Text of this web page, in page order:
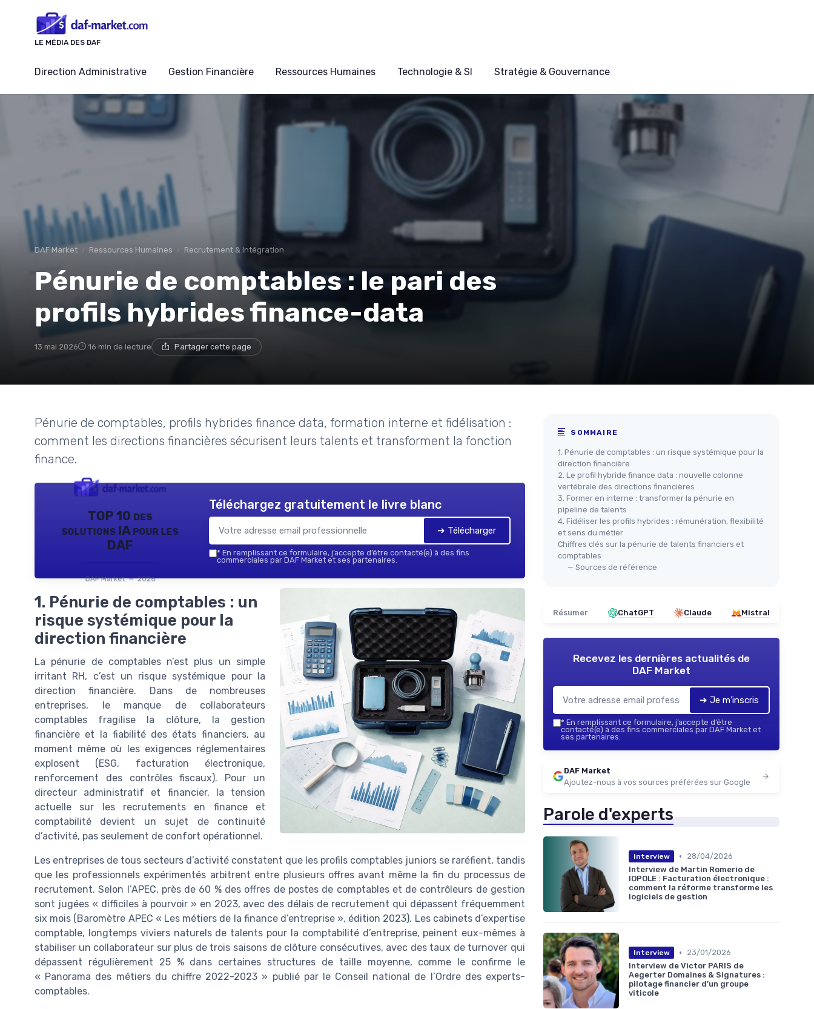
LE MÉDIA DES DAF
Direction Administrative Gestion Financière Ressources Humaines Technologie & SI Stratégie & Gouvernance
DAF Market Ressources Humaines Recrutement & Intégration
Pénurie de comptables : le pari des
profils hybrides finance-data
13 mai 2026 16 min de lecture Partager cette page
Pénurie de comptables, profils hybrides finance data, formation interne et fidélisation :
comment les directions financières sécurisent leurs talents et transforment la fonction
finance.
TOP 10 des
solutions IA pour les
DAF
DAF Market — 2026
Téléchargez gratuitement le livre blanc
➔ Télécharger
* En remplissant ce formulaire, j’accepte d’être contacté(e) à des fins
commerciales par DAF Market et ses partenaires.
1. Pénurie de comptables : un
risque systémique pour la
direction financière
La pénurie de comptables n’est plus un simple
irritant RH, c’est un risque systémique pour la
direction financière. Dans de nombreuses
entreprises, le manque de collaborateurs
comptables fragilise la clôture, la gestion
financière et la fiabilité des états financiers, au
moment même où les exigences réglementaires
explosent (ESG, facturation électronique,
renforcement des contrôles fiscaux). Pour un
directeur administratif et financier, la tension
actuelle sur les recrutements en finance et
comptabilité devient un sujet de continuité
d’activité, pas seulement de confort opérationnel.
Les entreprises de tous secteurs d’activité constatent que les profils comptables juniors se raréfient, tandis
que les professionnels expérimentés arbitrent entre plusieurs offres avant même la fin du processus de
recrutement. Selon l’APEC, près de 60 % des offres de postes de comptables et de contrôleurs de gestion
sont jugées « difficiles à pourvoir » en 2023, avec des délais de recrutement qui dépassent fréquemment
six mois (Baromètre APEC « Les métiers de la finance d’entreprise », édition 2023). Les cabinets d’expertise
comptable, longtemps viviers naturels de talents pour la comptabilité d’entreprise, peinent eux-mêmes à
stabiliser un collaborateur sur plus de trois saisons de clôture consécutives, avec des taux de turnover qui
dépassent régulièrement 25 % dans certaines structures de taille moyenne, comme le confirme le
« Panorama des métiers du chiffre 2022-2023 » publié par le Conseil national de l’Ordre des experts-
comptables.
SOMMAIRE
1. Pénurie de comptables : un risque systémique pour la
direction financière
2. Le profil hybride finance data : nouvelle colonne
vertébrale des directions financières
3. Former en interne : transformer la pénurie en
pipeline de talents
4. Fidéliser les profils hybrides : rémunération, flexibilité
et sens du métier
Chiffres clés sur la pénurie de talents financiers et
comptables
— Sources de référence
Résumer ChatGPT Claude Mistral
Recevez les dernières actualités de
DAF Market
➔ Je m'inscris
* En remplissant ce formulaire, j’accepte d’être
contacté(e) à des fins commerciales par DAF Market et
ses partenaires.
DAF Market
Ajoutez-nous à vos sources préférées sur Google
Parole d'experts
Interview •
28/04/2026
Interview de Martin Romerio de
IOPOLE : Facturation électronique :
comment la réforme transforme les
logiciels de gestion
Interview •
23/01/2026
Interview de Victor PARIS de
Aegerter Domaines & Signatures :
pilotage financier d’un groupe
viticole